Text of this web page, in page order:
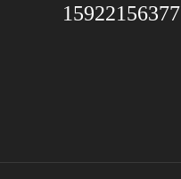
15922156377